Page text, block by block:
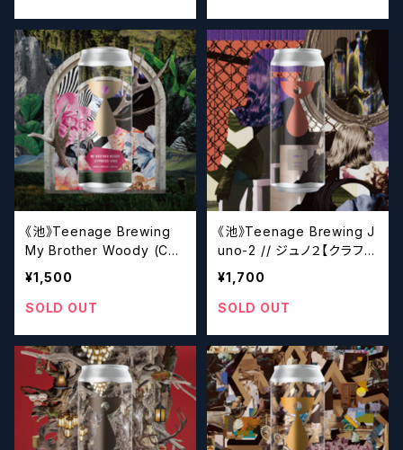
《池》Teenage Brewing
My Brother Woody (Cyp
ress) #003 // マイブラザ
ーウッディー【クラフトビー
ル】
¥1,500
SOLD OUT
《池》Teenage Brewing J
uno-2 // ジュノ２【クラフト
ビール】
¥1,700
SOLD OUT